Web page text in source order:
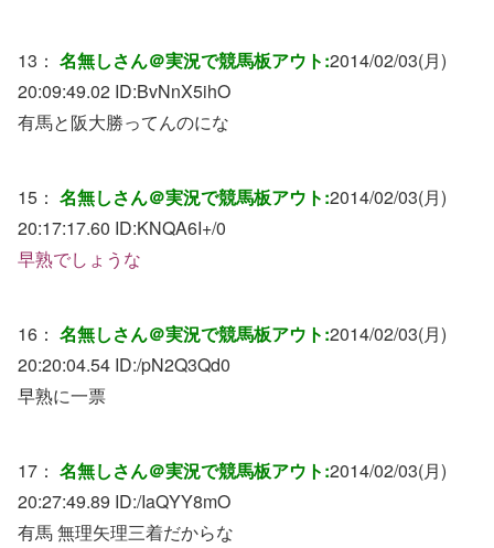
13： 名無しさん＠実況で競馬板アウト:2014/02/03(月)
20:09:49.02 ID:BvNnX5ihO
有馬と阪大勝ってんのにな
15： 名無しさん＠実況で競馬板アウト:2014/02/03(月)
20:17:17.60 ID:KNQA6I+/0
早熟でしょうな
16： 名無しさん＠実況で競馬板アウト:2014/02/03(月)
20:20:04.54 ID:/pN2Q3Qd0
早熟に一票
17： 名無しさん＠実況で競馬板アウト:2014/02/03(月)
20:27:49.89 ID:/IaQYY8mO
有馬 無理矢理三着だからな